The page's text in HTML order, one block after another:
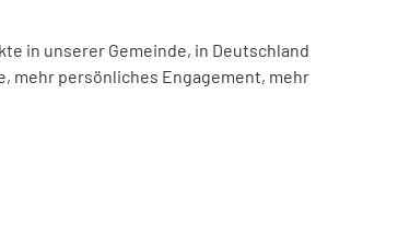
in unserer Gemeinde, in Deutschland
mehr persönliches Engagement, mehr